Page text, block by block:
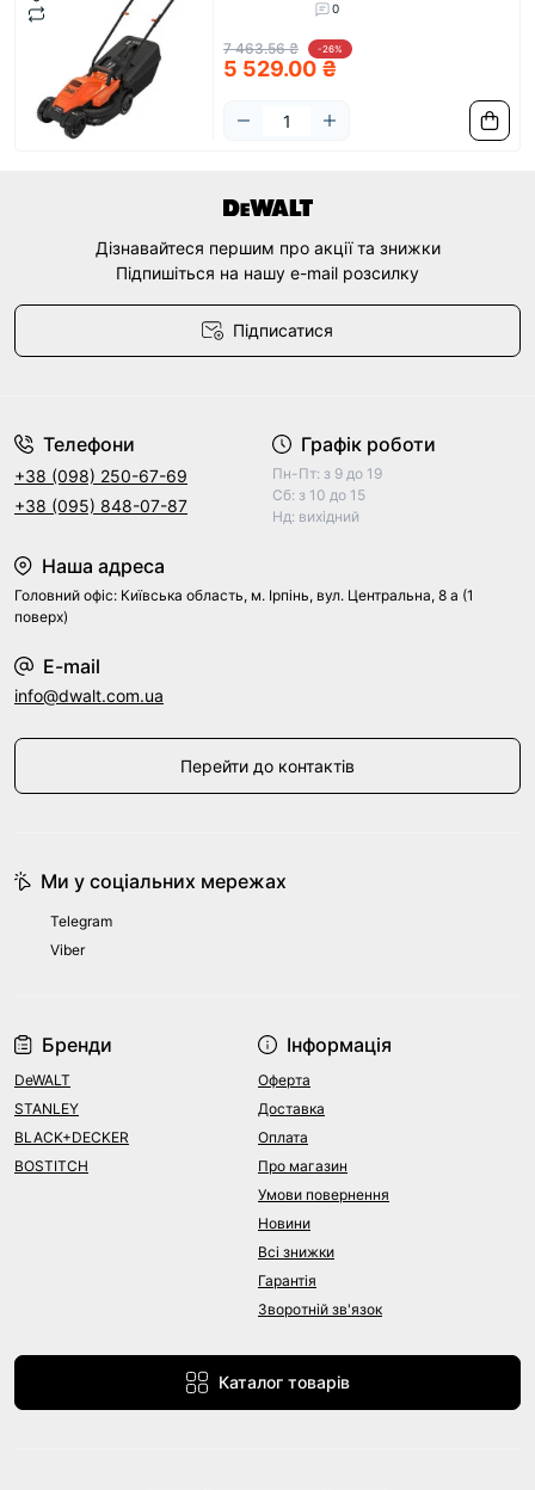
0
7 463.56 ₴ -26%
5 529.00 ₴
Дізнавайтеся першим про акції та знижки
Підпишіться на нашу e-mail розсилку
Підписатися
Телефони
+38 (098) 250-67-69
+38 (095) 848-07-87
Графік роботи
Пн-Пт: з 9 до 19
Сб: з 10 до 15
Нд: вихідний
Наша адреса
Головний офіс: Київська область, м. Ірпінь, вул. Центральна, 8 а (1
поверх)
E-mail
info@dwalt.com.ua
Перейти до контактів
Бренди
DeWALT
STANLEY
BLACK+DECKER
BOSTITCH
Інформація
Оферта
Доставка
Оплата
Про магазин
Умови повернення
Новини
Всі знижки
Гарантія
Зворотній зв'язок
Каталог товарів
Ми у соціальних мережах
Telegram
Viber